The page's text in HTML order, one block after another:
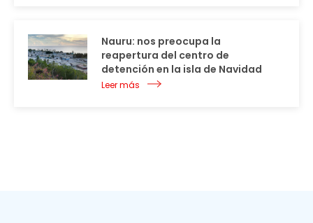
Nauru: nos preocupa la
reapertura del centro de
detención en la isla de Navidad
Leer más